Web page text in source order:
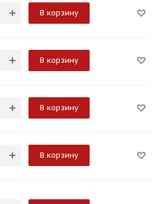
В корзину
В корзину
В корзину
В корзину